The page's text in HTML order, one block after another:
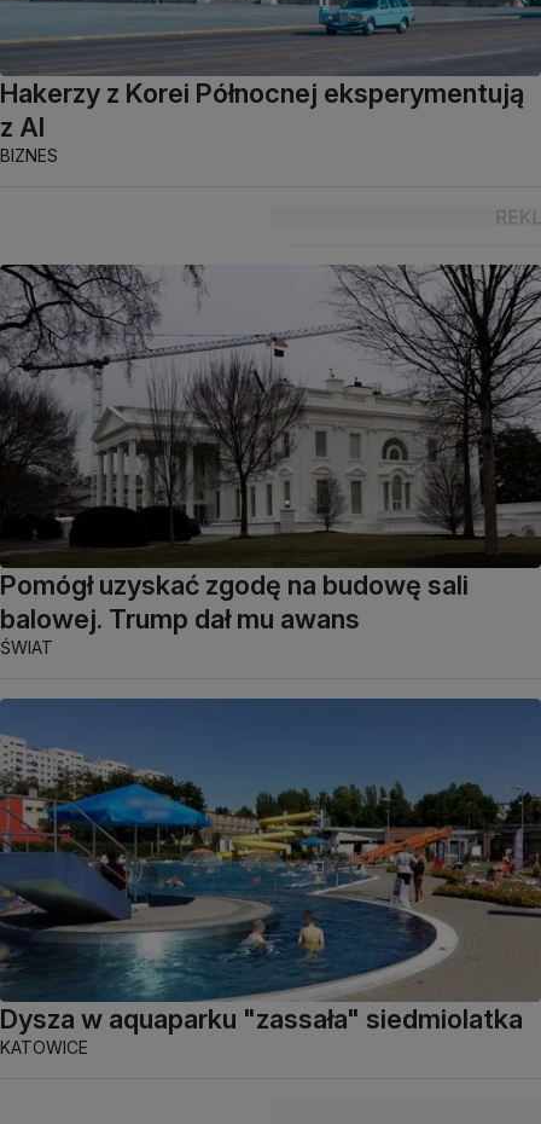
Hakerzy z Korei Północnej eksperymentują
z AI
BIZNES
Pomógł uzyskać zgodę na budowę sali
balowej. Trump dał mu awans
ŚWIAT
Dysza w aquaparku "zassała" siedmiolatka
KATOWICE